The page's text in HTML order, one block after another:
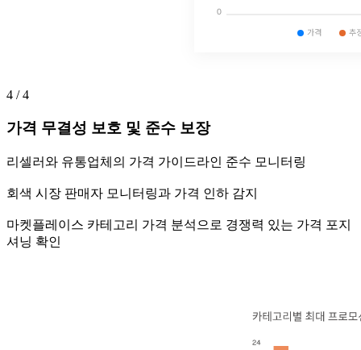
4 / 4
가격 무결성 보호 및 준수 보장
리셀러와 유통업체의 가격 가이드라인 준수 모니터링
회색 시장 판매자 모니터링과 가격 인하 감지
마켓플레이스 카테고리 가격 분석으로 경쟁력 있는 가격 포지
셔닝 확인